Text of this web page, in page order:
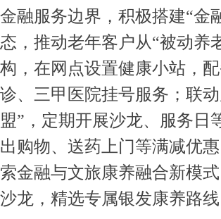
金融服务边界，积极搭建“金
态，推动老年客户从“被动养
构，在网点设置健康小站，
诊、三甲医院挂号服务；联
盟”，定期开展沙龙、服务日
出购物、送药上门等满减优
索金融与文旅康养融合新模
沙龙，精选专属银发康养路